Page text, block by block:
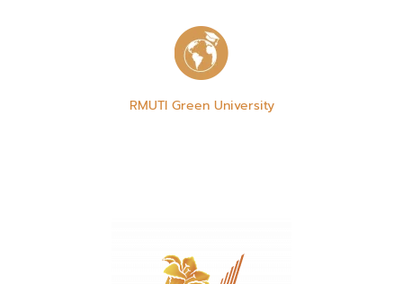
RMUTI Green University